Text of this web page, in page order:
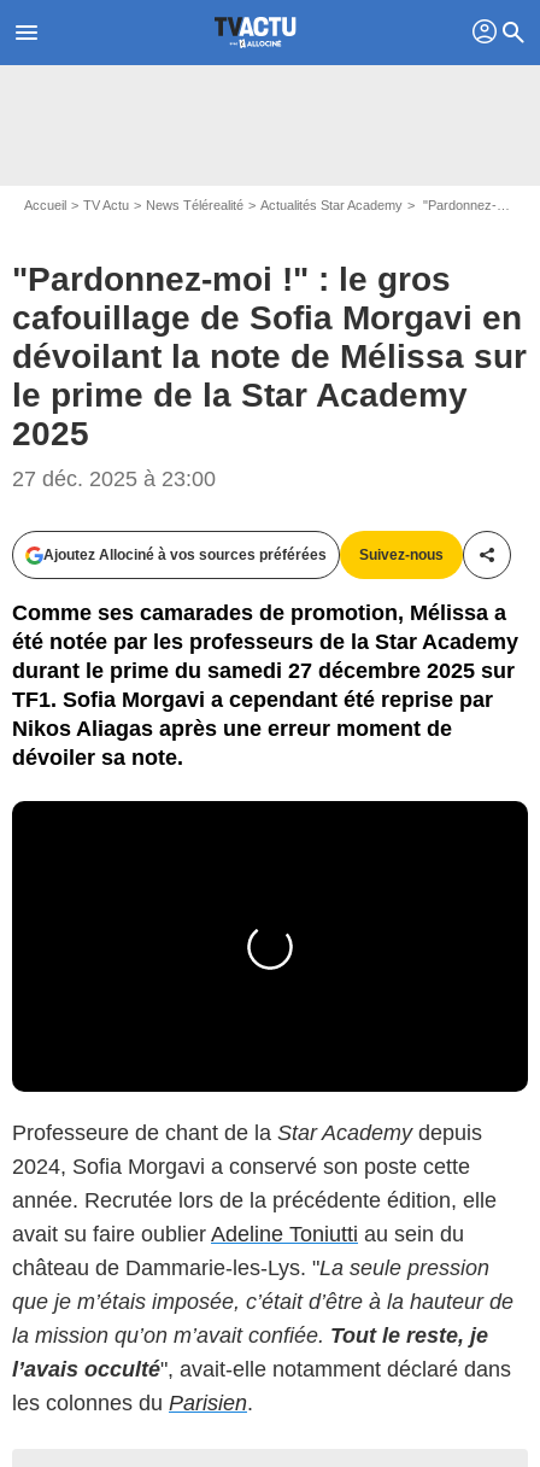
menu profil search
Accueil TV Actu News Télérealité Actualités Star Academy "Pardonnez-moi !" : le gros cafouillage de Sofia Morgavi en dévoilant la note de Mélissa sur le prime de la Star Academy 2025
"Pardonnez-moi !" : le gros
cafouillage de Sofia Morgavi en
dévoilant la note de Mélissa sur
le prime de la Star Academy
2025
27 déc. 2025 à 23:00
Ajoutez Allociné à vos sources préférées Suivez-nous
Comme ses camarades de promotion, Mélissa a
été notée par les professeurs de la Star Academy
durant le prime du samedi 27 décembre 2025 sur
TF1. Sofia Morgavi a cependant été reprise par
Nikos Aliagas après une erreur moment de
dévoiler sa note.
Professeure de chant de la Star Academydepuis
2024, Sofia Morgavi a conservé son poste cette
année. Recrutée lors de la précédente édition, elle
avait su faire oublier Adeline Toniutti au sein du
château de Dammarie-les-Lys. "La seule pression
que je m’étais imposée, c’était d’être à la hauteur de
la mission qu’on m’avait confiée. Tout le reste, je
l’avais occulté", avait-elle notamment déclaré dans
les colonnes du Parisien.